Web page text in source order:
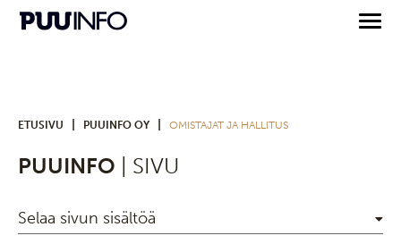
ETUSIVU PUUINFO OY OMISTAJAT JA HALLITUS
PUUINFO | SIVU
Selaa sivun sisältöä